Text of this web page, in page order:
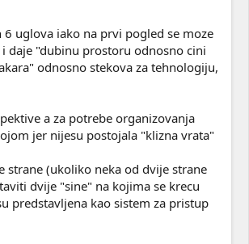
uglova iako na prvi pogled se moze
daje "dubinu prostoru odnosno cini
odnosno stekova za tehnologiju,
a za potrebe organizovanja
jer nijesu postojala "klizna vrata"
strane (ukoliko neka od dvije strane
dvije "sine" na kojima se krecu
predstavljena kao sistem za pristup